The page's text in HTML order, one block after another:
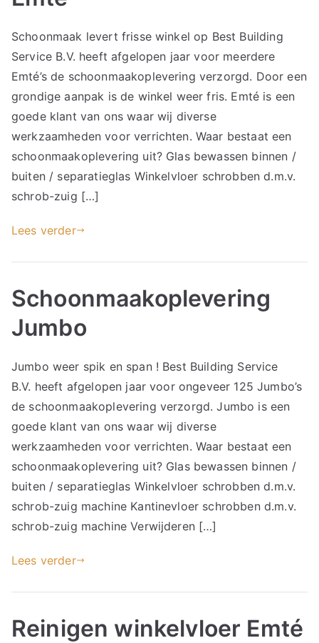
Schoonmaak levert frisse winkel op Best Building
Service B.V. heeft afgelopen jaar voor meerdere
Emté’s de schoonmaakoplevering verzorgd. Door een
grondige aanpak is de winkel weer fris. Emté is een
goede klant van ons waar wij diverse
werkzaamheden voor verrichten. Waar bestaat een
schoonmaakoplevering uit? Glas bewassen binnen /
buiten / separatieglas Winkelvloer schrobben d.m.v.
schrob-zuig […]
Lees verder
Schoonmaakoplevering
Jumbo
Jumbo weer spik en span ! Best Building Service
B.V. heeft afgelopen jaar voor ongeveer 125 Jumbo’s
de schoonmaakoplevering verzorgd. Jumbo is een
goede klant van ons waar wij diverse
werkzaamheden voor verrichten. Waar bestaat een
schoonmaakoplevering uit? Glas bewassen binnen /
buiten / separatieglas Winkelvloer schrobben d.m.v.
schrob-zuig machine Kantinevloer schrobben d.m.v.
schrob-zuig machine Verwijderen […]
Lees verder
Reinigen winkelvloer Emté